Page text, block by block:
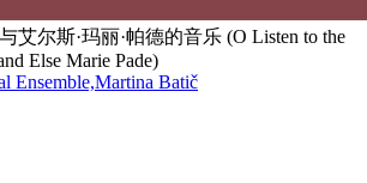
艾尔斯·玛丽·帕德的音乐 (O Listen to the
Else Marie Pade)
Ensemble,Martina Batič